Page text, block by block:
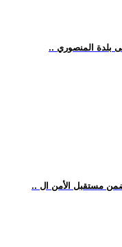
بلدة المنصوري
مستقبل الأمن ال